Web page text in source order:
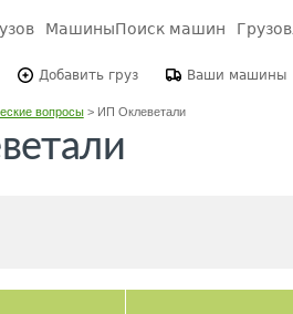
МашиныПоиск машин
Добавить груз Ваши машины
вопросы> ИП Оклеветали